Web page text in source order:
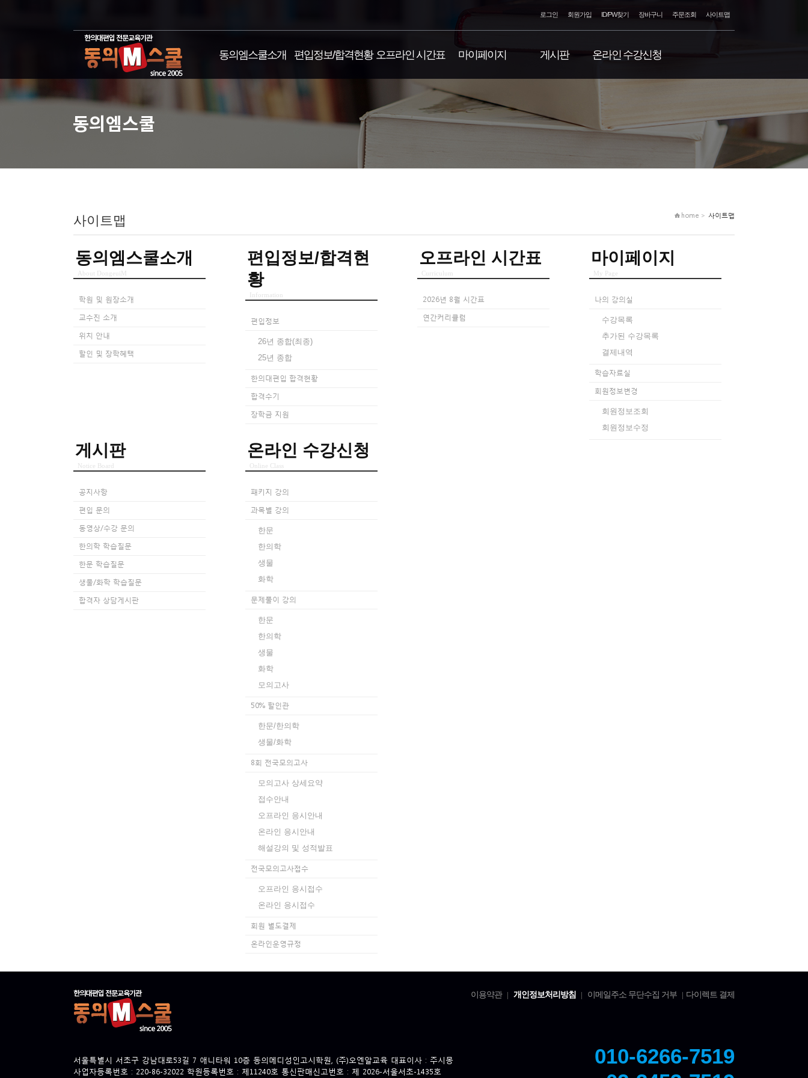
로그인 회원가입 ID/PW찾기 장바구니 주문조회 사이트맵
동의엠스쿨소개 편입정보/합격현황 오프라인 시간표 마이페이지 게시판 온라인 수강신청
사이트맵 home > 사이트맵
동의엠스쿨소개
About DongeuiM
학원 및 원장소개
교수진 소개
위치 안내
할인 및 장학혜택
편입정보/합격현
황
Information
편입정보
26년 종합(최종)
25년 종합
한의대편입 합격현황
합격수기
장학금 지원
오프라인 시간표
Curriculum
2026년 8월 시간표
연간커리큘럼
마이페이지
My Page
나의 강의실
수강목록
추가된 수강목록
결제내역
학습자료실
회원정보변경
회원정보조회
회원정보수정
게시판
Notice Board
공지사항
편입 문의
동영상/수강 문의
한의학 학습질문
한문 학습질문
생물/화학 학습질문
합격자 상담게시판
온라인 수강신청
Online Class
패키지 강의
과목별 강의
한문
한의학
생물
화학
문제풀이 강의
한문
한의학
생물
화학
모의고사
50% 할인관
한문/한의학
생물/화학
8회 전국모의고사
모의고사 상세요약
접수안내
오프라인 응시안내
온라인 응시안내
해설강의 및 성적발표
전국모의고사접수
오프라인 응시접수
온라인 응시접수
회원 별도결제
온라인운영규정
이용약관| 개인정보처리방침 | 이메일주소 무단수집 거부 | 다이렉트 결제
서울특별시 서초구 강남대로53길 7 애니타워 10층 동의메디성인고시학원, (주)오엔알교육 대표이사 : 주시몽
사업자등록번호 : 220-86-32022 학원등록번호 : 제11240호 통신판매신고번호 : 제 2026-서울서초-1435호
010-6266-7519